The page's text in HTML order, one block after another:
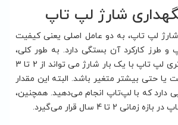
شارژ لپ تاپ
لپ تاپ، به دو عامل اصلی یعنی کیفیت
و طرز کارکرد آن بستگی دارد. به طور کلی،
میانگین طول عمر باتری لپ تاپ با یک بار شارژ می تواند از 2 تا 3
7 تا 8 ساعت یا حتی بیشتر متغیر باشد. البته این مقدار
دارد که با لپ‌تاپ انجام می‌دهید. همچنین،
2 تا 4 سال قرار می‌گیرد.